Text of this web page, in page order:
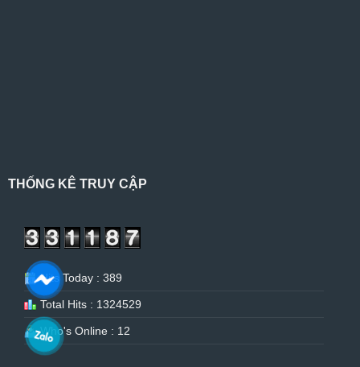
THỐNG KÊ TRUY CẬP
Hits Today : 389
Total Hits : 1324529
Who's Online : 12